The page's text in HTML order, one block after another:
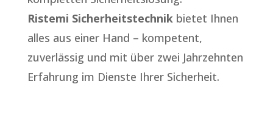
Ristemi Sicherheitstechnikbietet Ihnen
alles aus einer Hand – kompetent,
zuverlässig und mit über zwei Jahrzehnten
Erfahrung im Dienste Ihrer Sicherheit.